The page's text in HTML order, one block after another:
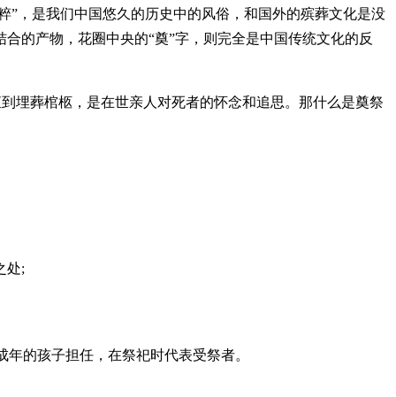
”，是我们中国悠久的历史中的风俗，和国外的殡葬文化是没
的产物，花圈中央的“奠”字，则完全是中国传统文化的反
埋葬棺柩，是在世亲人对死者的怀念和追思。那什么是奠祭
处;
的孩子担任，在祭祀时代表受祭者。